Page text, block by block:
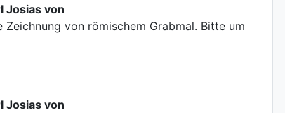
Josias von
von römischem Grabmal. Bitte um
Josias von